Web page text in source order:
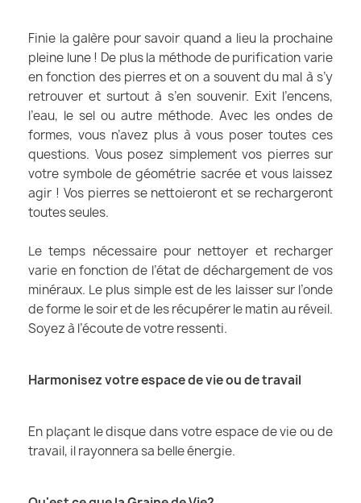
Finie la galère pour savoir quand a lieu la prochaine
pleine lune ! De plus la méthode de purification varie
en fonction des pierres et on a souvent du mal à s’y
retrouver et surtout à s’en souvenir. Exit l’encens,
l’eau, le sel ou autre méthode. Avec les ondes de
formes, vous n’avez plus à vous poser toutes ces
questions. Vous posez simplement vos pierres sur
votre symbole de géométrie sacrée et vous laissez
agir ! Vos pierres se nettoieront et se rechargeront
toutes seules.
Le temps nécessaire pour nettoyer et recharger
varie en fonction de l’état de déchargement de vos
minéraux. Le plus simple est de les laisser sur l’onde
de forme le soir et de les récupérer le matin au réveil.
Soyez à l’écoute de votre ressenti.
Harmonisez votre espace de vie ou de travail
En plaçant le disque dans votre espace de vie ou de
travail, il rayonnera sa belle énergie.